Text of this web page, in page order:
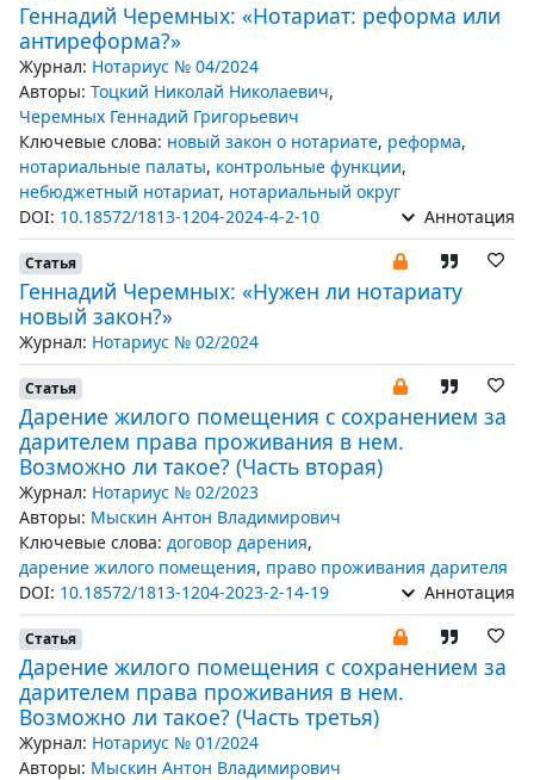
Геннадий Черемных: «Нотариат: реформа или
антиреформа?»
Журнал: Нотариус № 04/2024
Авторы: Тоцкий Николай Николаевич,
Черемных Геннадий Григорьевич
Ключевые слова: новый закон о нотариате, реформа,
нотариальные палаты, контрольные функции,
небюджетный нотариат, нотариальный округ
DOI: 10.18572/1813-1204-2024-4-2-10 Аннотация
Статья
Геннадий Черемных: «Нужен ли нотариату
новый закон?»
Журнал: Нотариус № 02/2024
Статья
Дарение жилого помещения с сохранением за
дарителем права проживания в нем.
Возможно ли такое? (Часть вторая)
Журнал: Нотариус № 02/2023
Авторы: Мыскин Антон Владимирович
Ключевые слова: договор дарения,
дарение жилого помещения, право проживания дарителя
DOI: 10.18572/1813-1204-2023-2-14-19 Аннотация
Статья
Дарение жилого помещения с сохранением за
дарителем права проживания в нем.
Возможно ли такое? (Часть третья)
Журнал: Нотариус № 01/2024
Авторы: Мыскин Антон Владимирович